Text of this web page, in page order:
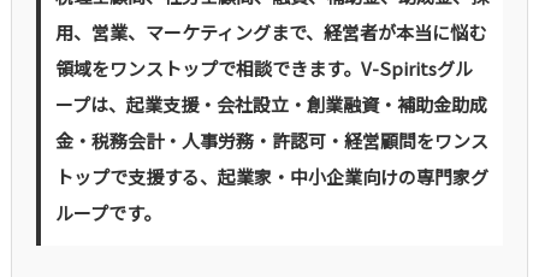
用、営業、マーケティングまで、経営者が本当に悩む
領域をワンストップで相談できます。V-Spiritsグル
ープは、起業支援・会社設立・創業融資・補助金助成
金・税務会計・人事労務・許認可・経営顧問をワンス
トップで支援する、起業家・中小企業向けの専門家グ
ループです。